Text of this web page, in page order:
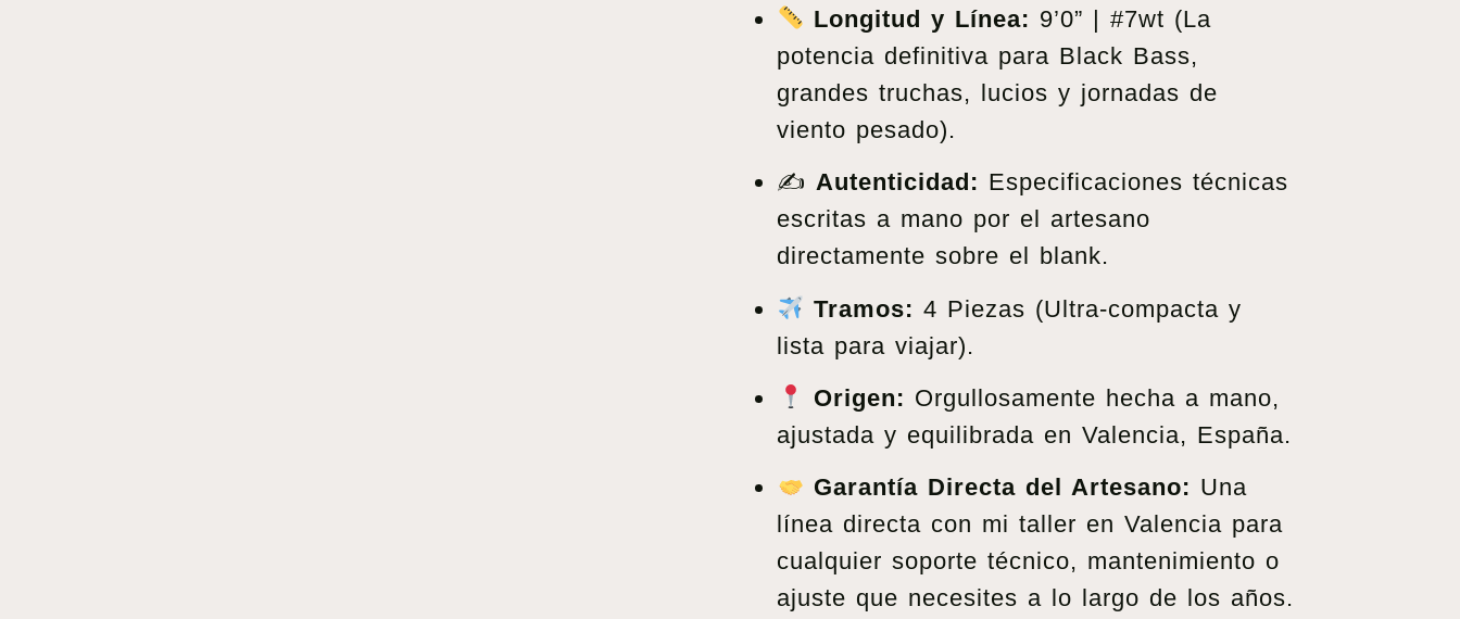
Longitud y Línea: 9’0” | #7wt (La
potencia definitiva para Black Bass,
grandes truchas, lucios y jornadas de
viento pesado).
✍️ Autenticidad: Especificaciones técnicas
escritas a mano por el artesano
directamente sobre el blank.
Tramos: 4 Piezas (Ultra-compacta y
lista para viajar).
Origen: Orgullosamente hecha a mano,
ajustada y equilibrada en Valencia, España.
Garantía Directa del Artesano: Una
línea directa con mi taller en Valencia para
cualquier soporte técnico, mantenimiento o
ajuste que necesites a lo largo de los años.